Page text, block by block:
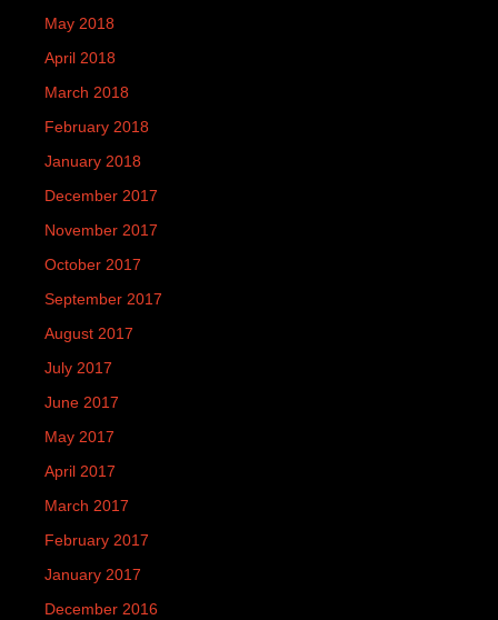
May 2018
April 2018
March 2018
February 2018
January 2018
December 2017
November 2017
October 2017
September 2017
August 2017
July 2017
June 2017
May 2017
April 2017
March 2017
February 2017
January 2017
December 2016